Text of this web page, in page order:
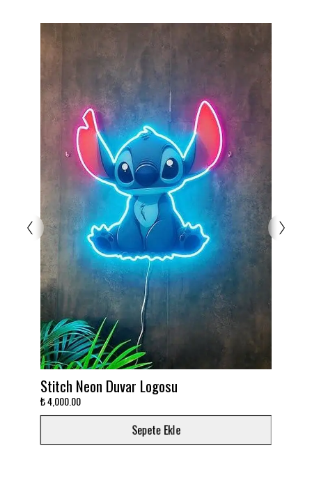
dokunuş ekler. Sanatın gücünü evinize taşıyın ve
ilham verici anlar yaşayın! Hemen sipariş verin!
Duvar Logosu